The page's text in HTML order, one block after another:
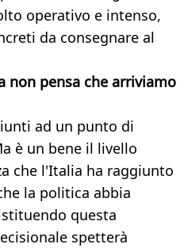
operativo e intenso,
da consegnare al
non pensa che arriviamo
ad un punto di
è un bene il livello
che l'Italia ha raggiunto
la politica abbia
questa
spetterà